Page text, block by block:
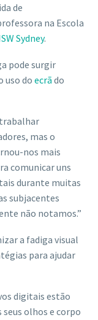
de
na Escola
Sydney.
pode surgir
uso do ecrã do
mas o
nos mais
comunicar uns
durante muitas
subjacentes
não notamos.”
a fadiga visual
para ajudar
digitais estão
olhos e corpo